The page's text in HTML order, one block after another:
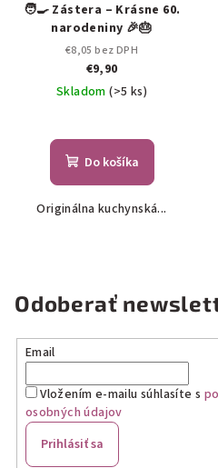
🧑‍🍳 Zástera – Krásne 60.
narodeniny 🎉🎂
€8,05 bez DPH
€9,90
Skladom(>5 ks)
Do košíka
Originálna kuchynská...
Odoberať
Email
Vložením e-mailu súhlasíte s
osobných údajov
Prihlásiť sa